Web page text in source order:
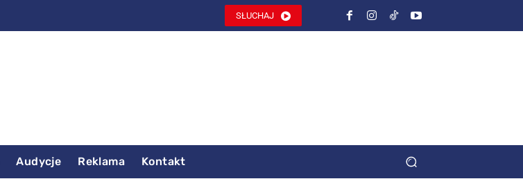
SŁUCHAJ
Audycje Reklama Kontakt